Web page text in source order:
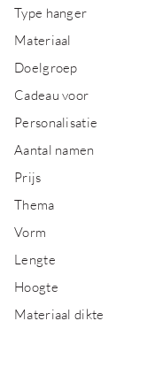
Type hanger
Materiaal
Doelgroep
Cadeau voor
Personalisatie
Aantal namen
Prijs
Thema
Vorm
Lengte
Hoogte
Materiaal dikte